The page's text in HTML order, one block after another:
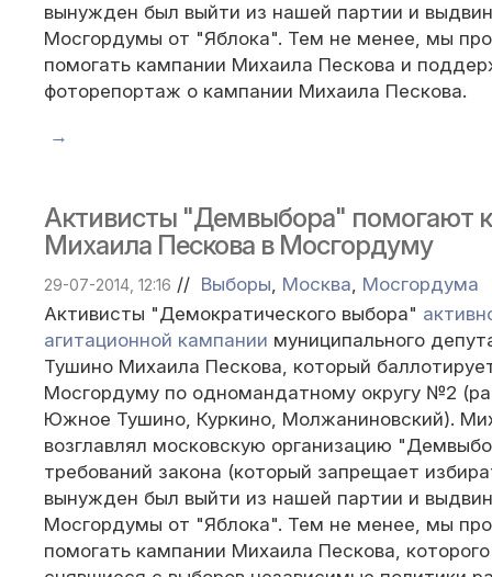
вынужден был выйти из нашей партии и
Мосгордумы от "Яблока". Тем не менее, мы
помогать кампании Михаила Пескова и
фоторепортаж о кампании Михаила Пескова.
→
Активисты "Демвыбора" помогают
Михаила Пескова в Мосгордуму
29-07-2014, 12:16 // Выборы Москва Мосгордума
Активисты "Демократического выбора"
агитационной кампании муниципального
Тушино Михаила Пескова, который
Мосгордуму по одномандатному округу №2
Южное Тушино, Куркино, Молжаниновский).
возглавлял московскую организацию
требований закона (который запрещает
вынужден был выйти из нашей партии и
Мосгордумы от "Яблока". Тем не менее, мы
помогать кампании Михаила Пескова,